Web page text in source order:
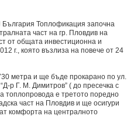
Топлофикация започна
част на гр. Пловдив на
от общата инвестиционна и
г., която възлиза на повече от 24
метра и ще бъде прокарано по ул.
р Г. М. Димитров” ( до пресечка с
топлoпровода е третото поредно
част на Пловдив и ще осигури
комфорта на централното